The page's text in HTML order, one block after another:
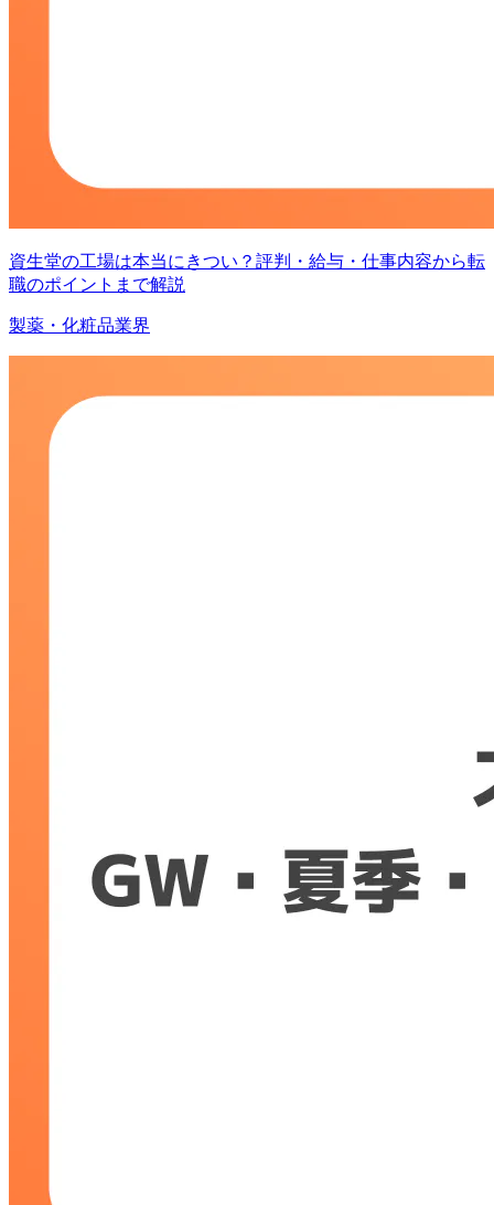
資生堂の工場は本当にきつい？評判・給与・仕事内容から転
職のポイントまで解説
製薬・化粧品業界